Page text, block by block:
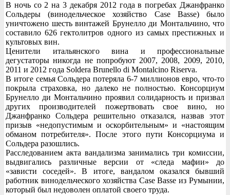
В ночь со 2 на 3 декабря 2012 года в погребах Джанфранко
Сольдеры (винодельческое хозяйство Case Basse) было
уничтожено шесть винтажей Брунелло ди Монтальчино, что
составило 626 гектолитров одного из самых престижных и
культовых вин.
Ценители итальянского вина и профессиональные
дегустаторы никогда не попробуют 2007, 2008, 2009, 2010,
2011 и 2012 года Soldera Brunello di Montalcino Riserva.
В итоге семья Сольдера потеряла 6-7 миллионов евро, что-то
покрыла страховка, но далеко не полностью. Консорциум
Брунелло ди Монтальчино проявил солидарность и призвал
других производителей пожертвовать свое вино, но
Джанфранко Сольдера решительно отказался, назвав этот
призыв «недопустимым и оскорбительным» и «настоящим
обманом потребителя». После этого пути Консорциума и
Сольдера разошлись.
Расследованием акта вандализма занимались три комиссии,
выдвигались различные версии от «следа мафии» до
«зависти соседей». В итоге, вандалом оказался бывший
работник винодельческого хозяйства Case Basse из Румынии,
который был недоволен оплатой своего труда.